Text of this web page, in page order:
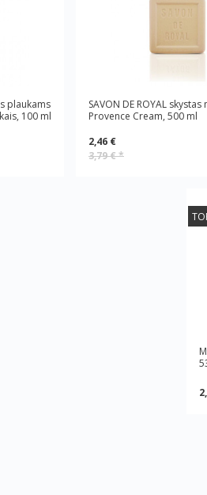
plaukams
100 ml
SAVON DE ROYAL skystas
Provence Cream, 500 ml
2,46 €
3,79 €*